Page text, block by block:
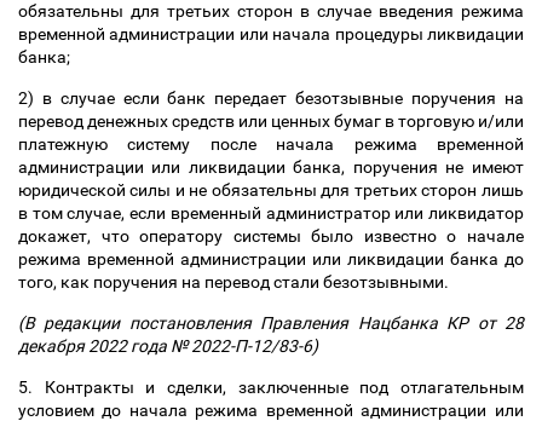
обязательны для третьих сторон в случае введения режима
временной администрации или начала процедуры ликвидации
банка;
2) в случае если банк передает безотзывные поручения на
перевод денежных средств или ценных бумаг в торговую и/или
платежную систему после начала режима временной
администрации или ликвидации банка, поручения не имеют
юридической силы и не обязательны для третьих сторон лишь
в том случае, если временный администратор или ликвидатор
докажет, что оператору системы было известно о начале
режима временной администрации или ликвидации банка до
того, как поручения на перевод стали безотзывными.
(В редакции постановления Правления Нацбанка КР от 28
декабря 2022 года № 2022-П-12/83-6)
5. Контракты и сделки, заключенные под отлагательным
условием до начала режима временной администрации или